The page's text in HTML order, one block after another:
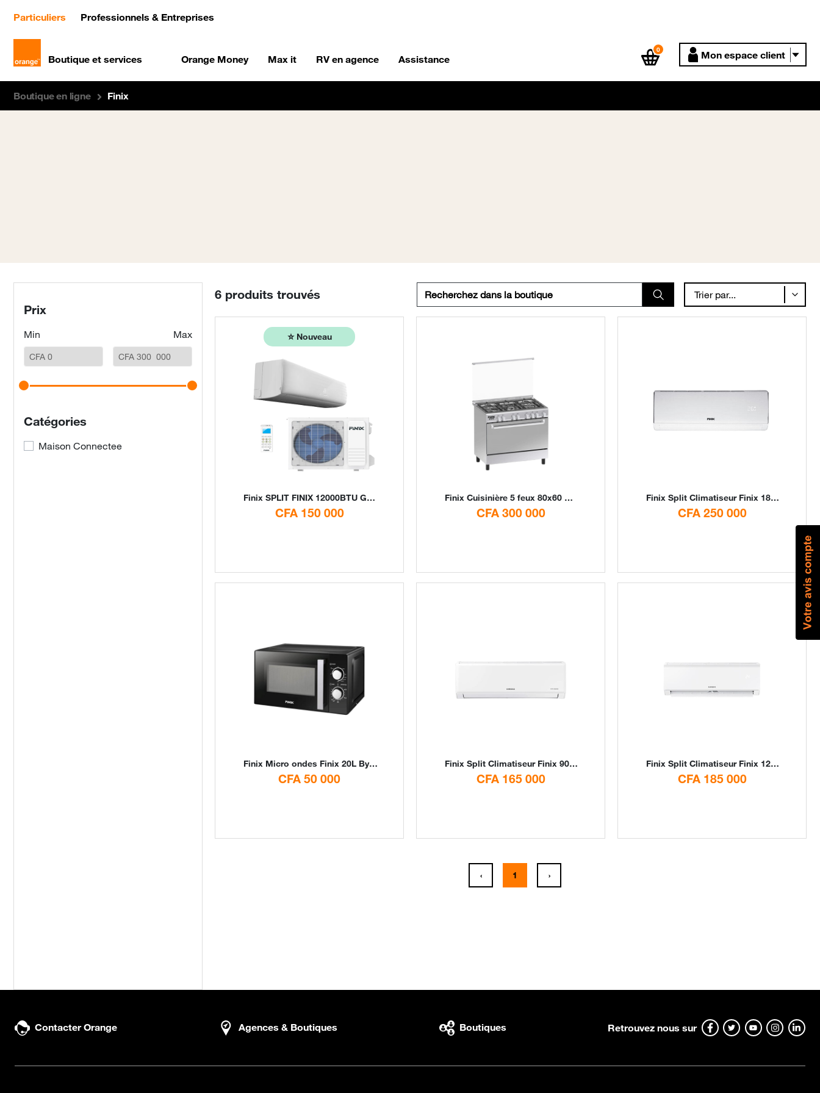
Particuliers (current)
Professionnels & Entreprises
Boutique et services Orange Money Max it RV en agence Assistance
0 Mon espace client
Boutique en ligne Finix
Prix
Min Max
Catégories
Maison Connectee
6 produits trouvés Trier par...
⭐️ Nouveau
Finix SPLIT FINIX 12000BTU GAZR410 By Digital store
CFA 150 000
Finix Cuisinière 5 feux 80x60 G95ND-M inox By Digital Stores
CFA 300 000
Finix Split Climatiseur Finix 18000 BTU 1.5CV By Digital Stores
CFA 250 000
Finix Micro ondes Finix 20L By Digital Stores
CFA 50 000
Finix Split Climatiseur Finix 9000 BTU 1.25CV By Digital Stores
CFA 165 000
Finix Split Climatiseur Finix 12000 BTU 1.5CV By Digital Stores
CFA 185 000
‹Previous1(current) ›Next
Contacter Orange Agences & Boutiques Boutiques Retrouvez nous sur